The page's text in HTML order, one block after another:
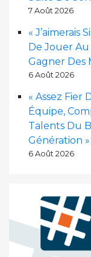
7 Août 2026
« J’aimerais
De Jouer
Gagner Des
6 Août 2026
« Assez Fier
Équipe,
Talents Du
Génération »
6 Août 2026